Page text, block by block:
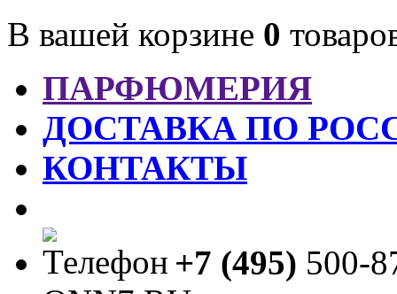
В вашей корзине 0
ПАРФЮМЕРИЯ
ДОСТАВКА ПО
КОНТАКТЫ
+7 (495) 500-